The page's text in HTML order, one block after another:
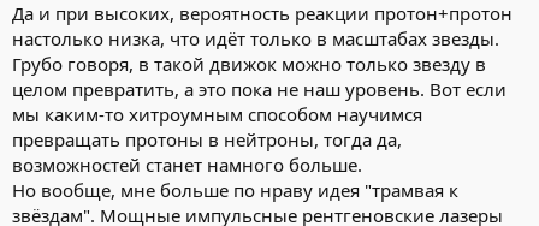
Да и при высоких, вероятность реакции протон+протон
настолько низка, что идёт только в масштабах звезды.
Грубо говоря, в такой движок можно только звезду в
целом превратить, а это пока не наш уровень. Вот если
мы каким-то хитроумным способом научимся
превращать протоны в нейтроны, тогда да,
возможностей станет намного больше.
Но вообще, мне больше по нраву идея "трамвая к
звёздам". Мощные импульсные рентгеновские лазеры